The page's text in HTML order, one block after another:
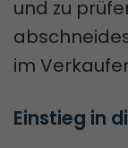
und zu
im
Einstieg in